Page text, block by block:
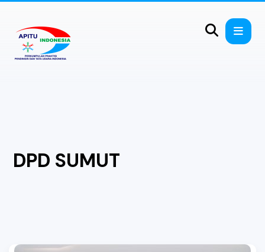
DPD SUMUT